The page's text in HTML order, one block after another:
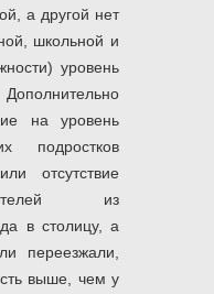
а другой нет
школьной и
уровень
на уровень
подростков
отсутствие
из
в столицу, а
переезжали,
выше, чем у